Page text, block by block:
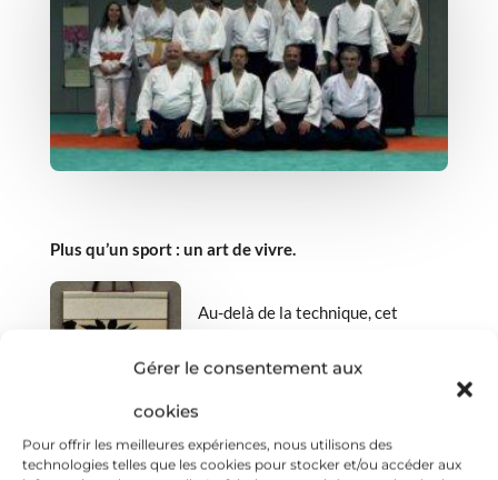
Gérer le consentement aux
cookies
Pour offrir les meilleures expériences, nous utilisons des
technologies telles que les cookies pour stocker et/ou accéder aux
Plus qu’un sport : un art de vivre.
Au-delà de la technique, cet
est une école de vie. Comme l’a
Aite/Tori, la pratique sur le tatami